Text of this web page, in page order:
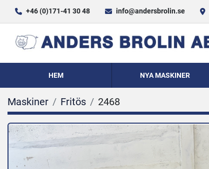
+46 (0)171-41 30 48 info@andersbrolin.se
HEM NYA MASKINER
Maskiner Fritös 2468